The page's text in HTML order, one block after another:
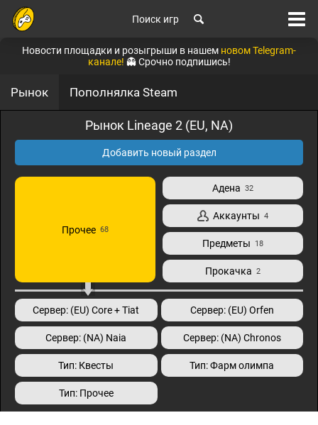
Поиск игр
Новости площадки и розыгрыши в нашем новом Telegram-
канале! 👻 Срочно подпишись!
Рынок Пополнялка Steam
Рынок Lineage 2 (EU, NA)
Добавить новый раздел
Прочее 68
Адена 32
Аккаунты 4
Предметы 18
Прокачка 2
Сервер: (EU) Core + Tiat Сервер: (EU) Orfen
Сервер: (NA) Naia Сервер: (NA) Сhronos
Тип: Квесты Тип: Фарм олимпа
Тип: Прочее